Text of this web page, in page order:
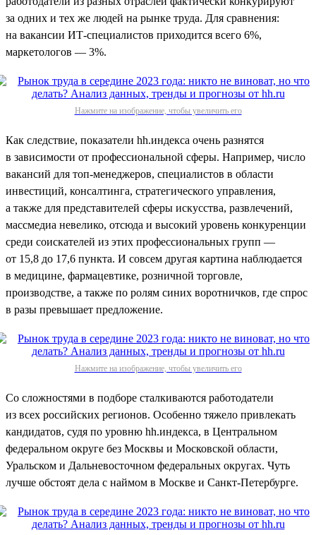
за одних и тех же людей на рынке труда. Для сравнения:
на вакансии ИТ-специалистов приходится всего 6%,
маркетологов — 3%.
Нажмите на изображение, чтобы увеличить его
Как следствие, показатели hh.индекса очень разнятся
в зависимости от профессиональной сферы. Например, число
вакансий для топ-менеджеров, специалистов в области
инвестиций, консалтинга, стратегического управления,
а также для представителей сферы искусства, развлечений,
массмедиа невелико, отсюда и высокий уровень конкуренции
среди соискателей из этих профессиональных групп —
от 15,8 до 17,6 пункта. И совсем другая картина наблюдается
в медицине, фармацевтике, розничной торговле,
производстве, а также по ролям синих воротничков, где спрос
в разы превышает предложение.
Нажмите на изображение, чтобы увеличить его
Со сложностями в подборе сталкиваются работодатели
из всех российских регионов. Особенно тяжело привлекать
кандидатов, судя по уровню hh.индекса, в Центральном
федеральном округе без Москвы и Московской области,
Уральском и Дальневосточном федеральных округах. Чуть
лучше обстоят дела с наймом в Москве и Санкт-Петербурге.